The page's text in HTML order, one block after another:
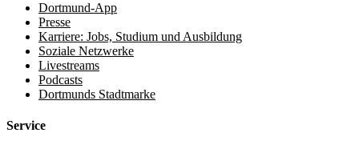
Dortmund-App
Presse
Karriere: Jobs, Studium und Ausbildung
Soziale Netzwerke
Livestreams
Podcasts
Dortmunds Stadtmarke
Service